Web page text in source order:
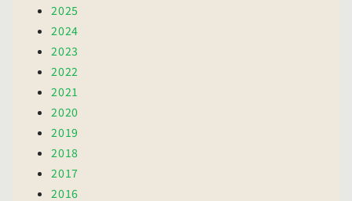
2025
2024
2023
2022
2021
2020
2019
2018
2017
2016